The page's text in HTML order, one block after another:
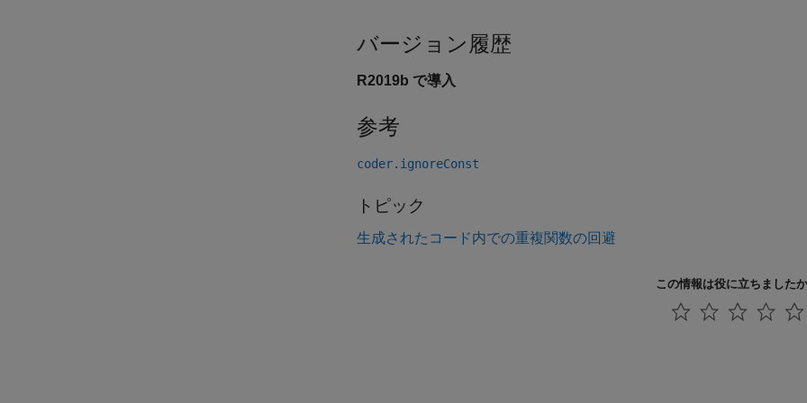
バージョン履歴
R2019b で導入
参考
coder.ignoreConst
トピック
生成されたコード内での重複関数の回避
この情報は役に立ちました